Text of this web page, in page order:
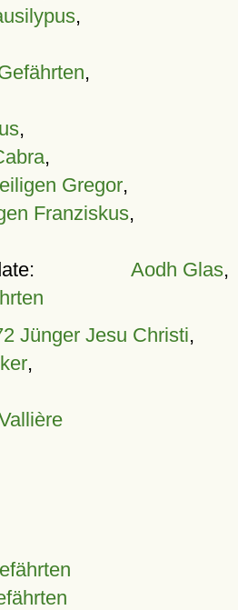
,
,
,
,
Gregor,
Franziskus,
Aodh Glas,
Jünger Jesu Christi,
,